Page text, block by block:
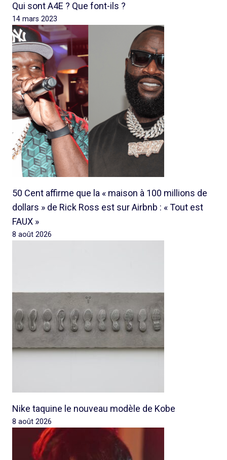
Qui sont A4E ? Que font-ils ?
14 mars 2023
50 Cent affirme que la « maison à 100 millions de
dollars » de Rick Ross est sur Airbnb : « Tout est
FAUX »
8 août 2026
Nike taquine le nouveau modèle de Kobe
8 août 2026